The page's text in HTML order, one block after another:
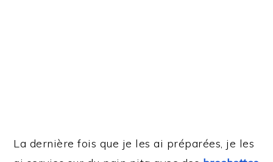
La dernière fois que je les ai préparées, je les